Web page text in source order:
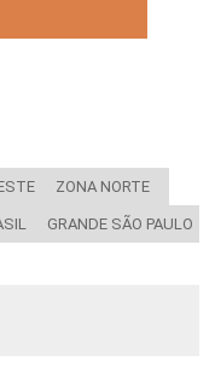
ZONA NORTE
GRANDE SÃO PAULO